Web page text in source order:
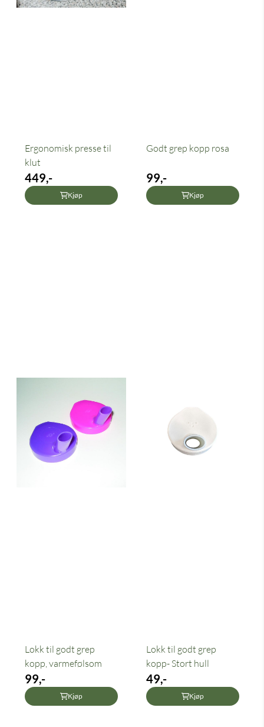
Ergonomisk presse til
klut
449,-
Kjøp
Godt grep kopp rosa
99,-
Kjøp
Lokk til godt grep
kopp, varmefølsom
99,-
Kjøp
Lokk til godt grep
kopp- Stort hull
49,-
Kjøp